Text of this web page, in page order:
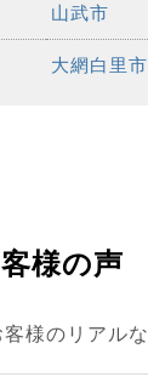
山武市
大網白里市
様の声
様のリアル